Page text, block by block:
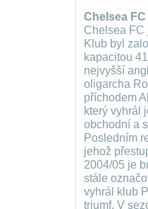
Chelsea FC
Chelsea FC
Klub byl
kapacitou
nejvyšší
oligarcha
příchodem
který vyhrál
obchodní a
Posledním
jehož
2004/05 je
stále
vyhrál klub
triumf. V